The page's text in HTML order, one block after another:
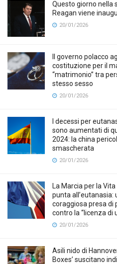
Questo giorno nella
Reagan viene
20/01/2026
Il governo polacco
costituzione per il
“matrimonio” tra
stesso sesso
20/01/2026
I decessi per
sono aumentati di
2024: la china
smascherata
20/01/2026
La Marcia per la Vita
punta all’eutanasia:
coraggiosa presa di
contro la “licenza di
20/01/2026
Asili nido di
Boxes’ suscitano